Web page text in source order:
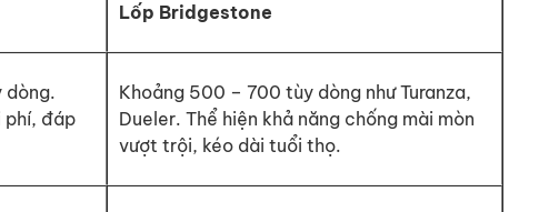
Lốp Bridgestone
dòng.
phí, đáp
Khoảng 500 – 700 tùy dòng như Turanza,
Dueler. Thể hiện khả năng chống mài mòn
vượt trội, kéo dài tuổi thọ.